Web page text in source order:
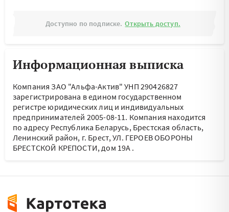
Доступно по подписке. Открыть доступ.
Информационная выписка
Компания ЗАО "Альфа-Актив" УНП 290426827
зарегистрирована в едином государственном
регистре юридических лиц и индивидуальных
предпринимателей 2005-08-11. Компания находится
по адресу Республика Беларусь, Брестская область,
Ленинский район, г. Брест, УЛ. ГЕРОЕВ ОБОРОНЫ
БРЕСТСКОЙ КРЕПОСТИ, дом 19А .